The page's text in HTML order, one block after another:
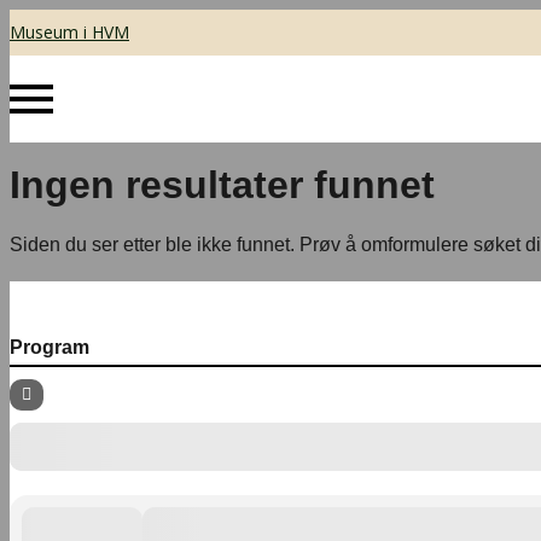
Museum i HVM
Ingen resultater funnet
Siden du ser etter ble ikke funnet. Prøv å omformulere søket
Program